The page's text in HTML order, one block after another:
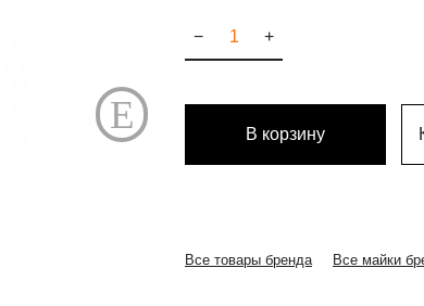
+
−
В корзину
Все товары бренда Все майки